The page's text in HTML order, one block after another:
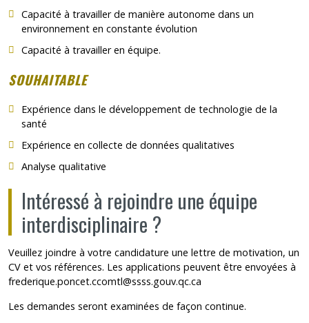
Capacité à travailler de manière autonome dans un
environnement en constante évolution
Capacité à travailler en équipe.
SOUHAITABLE
Expérience dans le développement de technologie de la
santé
Expérience en collecte de données qualitatives
Analyse qualitative
Intéressé à rejoindre une équipe
interdisciplinaire ?
Veuillez joindre à votre candidature une lettre de motivation, un
CV et vos références. Les applications peuvent être envoyées à
frederique.poncet.ccomtl@ssss.gouv.qc.ca
Les demandes seront examinées de façon continue.